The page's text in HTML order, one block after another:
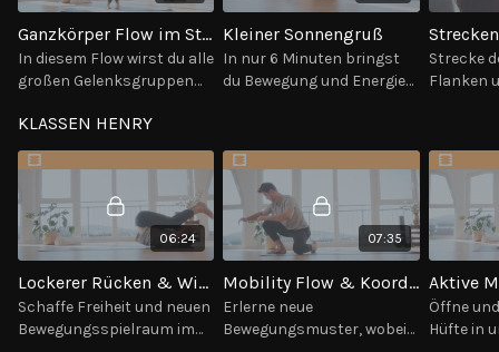
Ganzkörper Flow im Stehen
In diesem Flow wirst du alle
großen Gelenksgruppen
viel Bewegungsraum in
deinem Körper spüren
kannst.
Kleiner Sonnengruß
In nur 6 Minuten bringst
du Bewegung und Energie
zwischendurch.
Strecke
Flanken
können.
KLASSEN HENRY
06:24
Lockerer Rücken & Wirbelsäule
Schaffe Freiheit und neuen
Bewegungsspielraum im
07:35
Mobility Flow & Koordination
Erlerne neue
Bewegungsmuster, wobei
Öffne
Hüfte in